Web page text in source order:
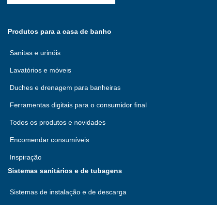
Produtos para a casa de banho
Sanitas e urinóis
Lavatórios e móveis
Duches e drenagem para banheiras
Ferramentas digitais para o consumidor final
Todos os produtos e novidades
Encomendar consumíveis
Inspiração
Sistemas sanitários e de tubagens
Sistemas de instalação e de descarga